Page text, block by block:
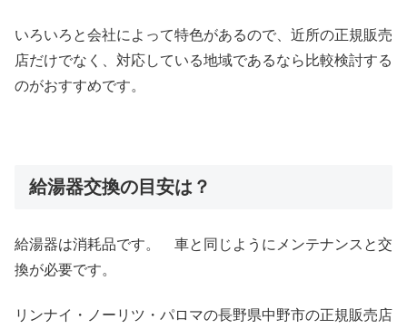
いろいろと会社によって特色があるので、近所の正規販売
店だけでなく、対応している地域であるなら比較検討する
のがおすすめです。
給湯器交換の目安は？
給湯器は消耗品です。 車と同じようにメンテナンスと交
換が必要です。
リンナイ・ノーリツ・パロマの長野県中野市の正規販売店